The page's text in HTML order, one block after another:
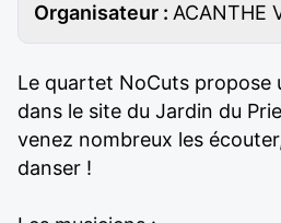
Organisateur : ACANTHE
Le quartet NoCuts propose
dans le site du Jardin du
venez nombreux les
danser !